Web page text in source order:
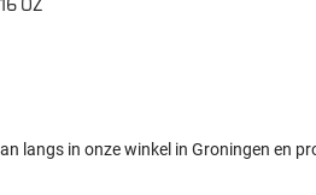
langs in onze winkel in Groningen en